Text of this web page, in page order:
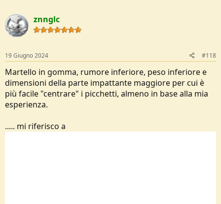
znnglc
19 Giugno 2024 #118
Martello in gomma, rumore inferiore, peso inferiore e
dimensioni della parte impattante maggiore per cui è
più facile "centrare" i picchetti, almeno in base alla mia
esperienza.
..... mi riferisco a